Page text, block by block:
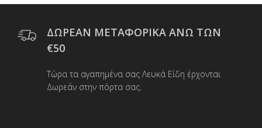
ΔΩΡΕΑΝ ΜΕΤΑΦΟΡΙΚΑ ΑΝΩ ΤΩΝ
€50
Τώρα τα αγαπημένα σας Λευκά Είδη έρχονται
Δωρεάν στην πόρτα σας.